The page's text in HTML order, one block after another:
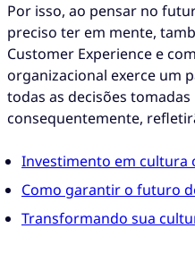
Por isso, ao pensar no
preciso ter em mente,
Customer Experience e
organizacional exerce um
todas as decisões
consequentemente,
Investimento em cultura
Como garantir o futuro
Transformando sua